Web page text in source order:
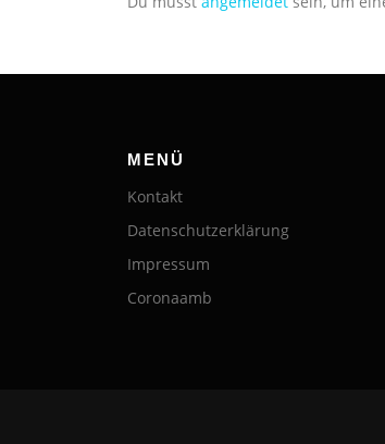
MENÜ
Kontakt
Datenschutzerklärung
Impressum
Coronaamb